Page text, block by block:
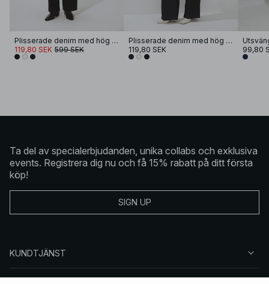
Plisserade denim med hög midja
119,80 SEK 599 SEK
Plisserade denim med hög midja
119,80 SEK
99,80
Ta del av specialerbjudanden, unika collabs och exklusiva
events. Registrera dig nu och få 15% rabatt på ditt första
köp!
SIGN UP
KUNDTJÄNST